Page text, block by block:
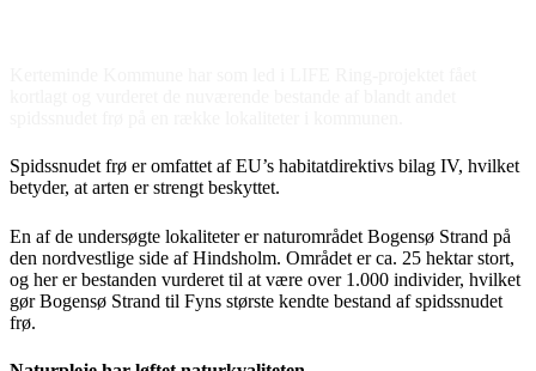
Spidssnudet frø er omfattet af EU’s habitatdirektivs bilag IV, hvilket
betyder, at arten er strengt beskyttet.
En af de undersøgte lokaliteter er naturområdet Bogensø Strand på
den nordvestlige side af Hindsholm. Området er ca. 25 hektar stort,
og her er bestanden vurderet til at være over 1.000 individer, hvilket
gør Bogensø Strand til Fyns største kendte bestand af spidssnudet
frø.